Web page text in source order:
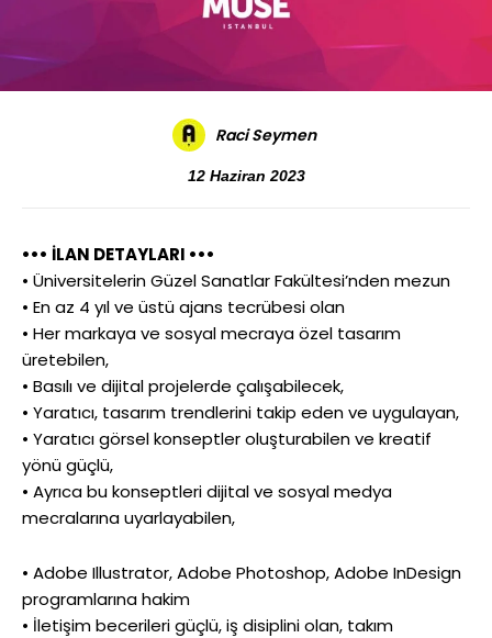
Raci Seymen
12 Haziran 2023
••• İLAN DETAYLARI •••
• Üniversitelerin Güzel Sanatlar Fakültesi’nden mezun
• En az 4 yıl ve üstü ajans tecrübesi olan
• Her markaya ve sosyal mecraya özel tasarım
üretebilen,
• Basılı ve dijital projelerde çalışabilecek,
• Yaratıcı, tasarım trendlerini takip eden ve uygulayan,
• Yaratıcı görsel konseptler oluşturabilen ve kreatif
yönü güçlü,
• Ayrıca bu konseptleri dijital ve sosyal medya
mecralarına uyarlayabilen,
• Adobe Illustrator, Adobe Photoshop, Adobe InDesign
programlarına hakim
• İletişim becerileri güçlü, iş disiplini olan, takım